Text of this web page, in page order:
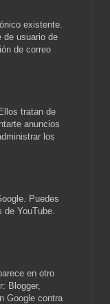
existente.
de usuario de
de correo
tratan de
anuncios
los
Puedes
YouTube.
en otro
Blogger,
Google contra